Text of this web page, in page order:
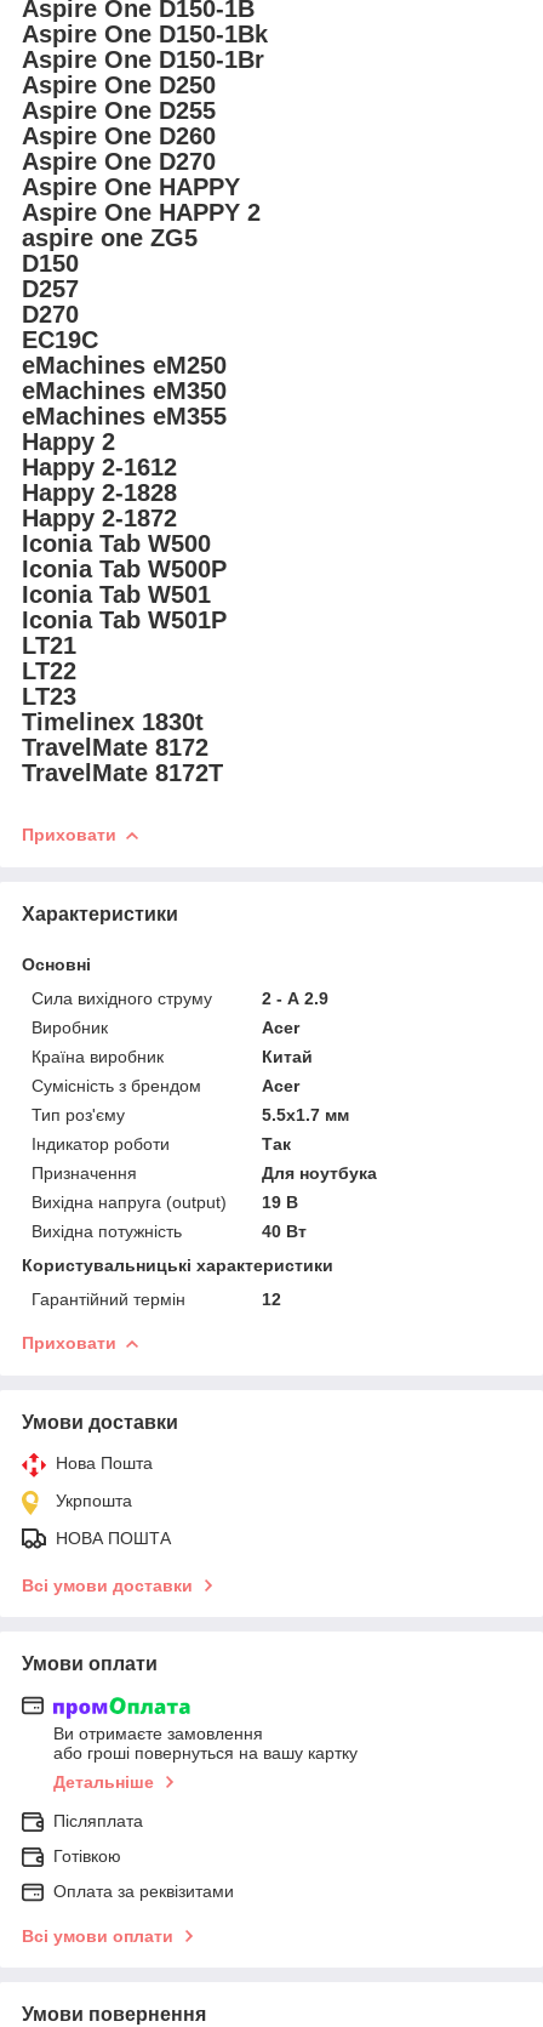
Aspire One D150-1B
Aspire One D150-1Bk
Aspire One D150-1Br
Aspire One D250
Aspire One D255
Aspire One D260
Aspire One D270
Aspire One HAPPY
Aspire One HAPPY 2
aspire one ZG5
D150
D257
D270
EC19C
eMachines eM250
eMachines eM350
eMachines eM355
Happy 2
Happy 2-1612
Happy 2-1828
Happy 2-1872
Iconia Tab W500
Iconia Tab W500P
Iconia Tab W501
Iconia Tab W501P
LT21
LT22
LT23
Timelinex 1830t
TravelMate 8172
TravelMate 8172T
Приховати
Характеристики
Основні
Сила вихідного струму
2 - А 2.9
Виробник
Acer
Країна виробник
Китай
Сумісність з брендом
Acer
Тип роз'єму
5.5x1.7 мм
Індикатор роботи
Так
Призначення
Для ноутбука
Вихідна напруга (output)
19 В
Вихідна потужність
40 Вт
Користувальницькі характеристики
Гарантійний термін
12
Приховати
Умови доставки
Нова Пошта
Укрпошта
НОВА ПОШТА
Всі умови доставки
Умови оплати
Ви отримаєте замовлення
або гроші повернуться на вашу картку
Детальніше
Післяплата
Готівкою
Оплата за реквізитами
Всі умови оплати
Умови повернення